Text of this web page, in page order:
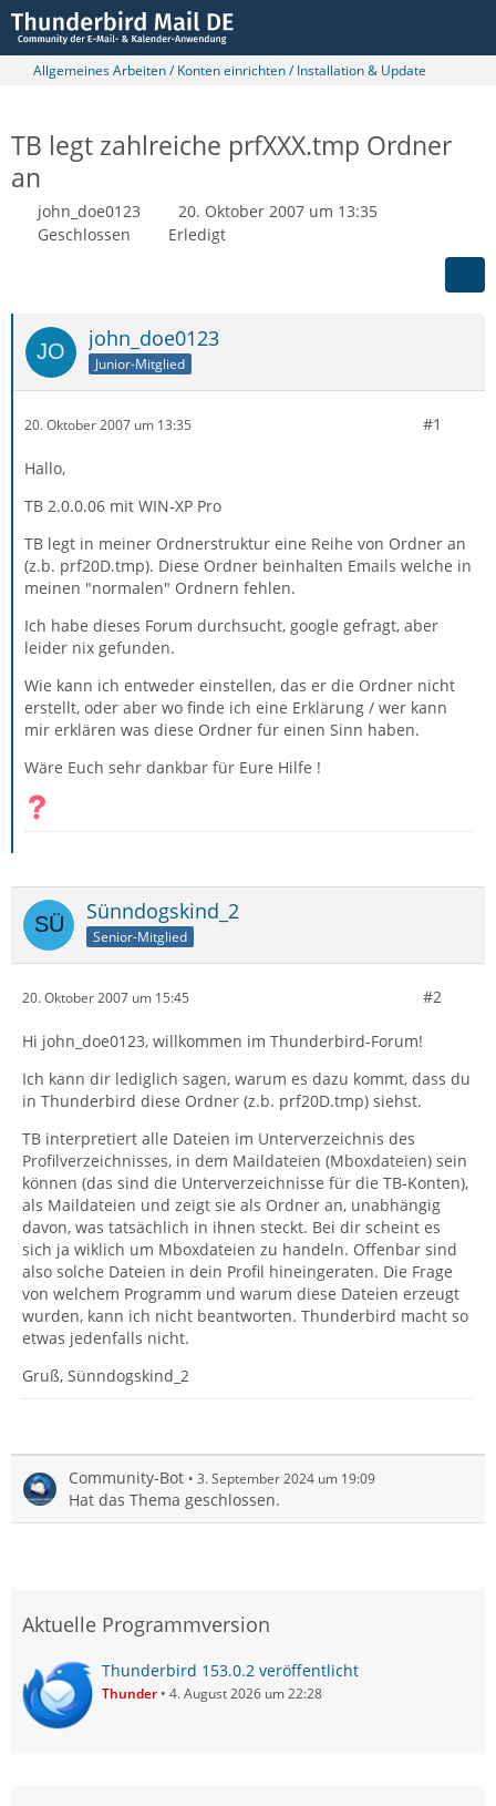
Allgemeines Arbeiten / Konten einrichten / Installation & Update
TB legt zahlreiche prfXXX.tmp Ordner
an
john_doe0123
20. Oktober 2007 um 13:35
Geschlossen
Erledigt
john_doe0123
Junior-Mitglied
20. Oktober 2007 um 13:35 #1
Hallo,
TB 2.0.0.06 mit WIN-XP Pro
TB legt in meiner Ordnerstruktur eine Reihe von Ordner an
(z.b. prf20D.tmp). Diese Ordner beinhalten Emails welche in
meinen "normalen" Ordnern fehlen.
Ich habe dieses Forum durchsucht, google gefragt, aber
leider nix gefunden.
Wie kann ich entweder einstellen, das er die Ordner nicht
erstellt, oder aber wo finde ich eine Erklärung / wer kann
mir erklären was diese Ordner für einen Sinn haben.
Wäre Euch sehr dankbar für Eure Hilfe !
Sünndogskind_2
Senior-Mitglied
20. Oktober 2007 um 15:45 #2
Hi john_doe0123, willkommen im Thunderbird-Forum!
Ich kann dir lediglich sagen, warum es dazu kommt, dass du
in Thunderbird diese Ordner (z.b. prf20D.tmp) siehst.
TB interpretiert alle Dateien im Unterverzeichnis des
Profilverzeichnisses, in dem Maildateien (Mboxdateien) sein
können (das sind die Unterverzeichnisse für die TB-Konten),
als Maildateien und zeigt sie als Ordner an, unabhängig
davon, was tatsächlich in ihnen steckt. Bei dir scheint es
sich ja wiklich um Mboxdateien zu handeln. Offenbar sind
also solche Dateien in dein Profil hineingeraten. Die Frage
von welchem Programm und warum diese Dateien erzeugt
wurden, kann ich nicht beantworten. Thunderbird macht so
etwas jedenfalls nicht.
Gruß, Sünndogskind_2
Community-Bot 3. September 2024 um 19:09
Hat das Thema geschlossen.
Aktuelle Programmversion
Thunderbird 153.0.2 veröffentlicht
Thunder 4. August 2026 um 22:28